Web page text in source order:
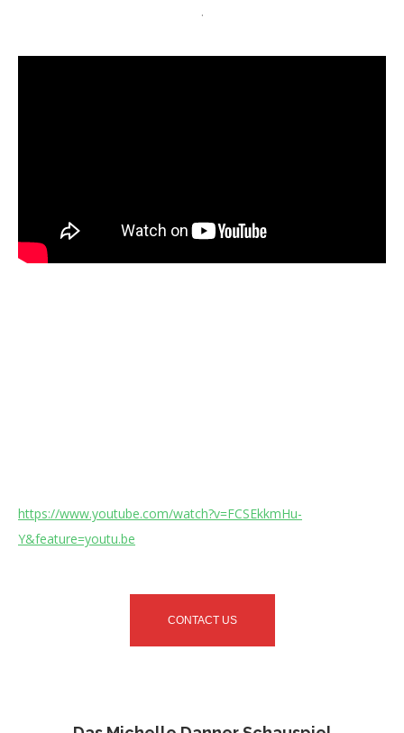
.
https://www.youtube.com/watch?v=FCSEkkmHu-
Y&feature=youtu.be
CONTACT US